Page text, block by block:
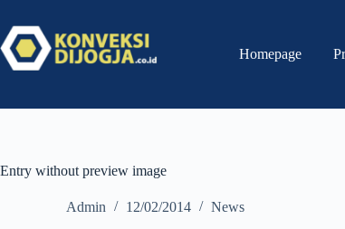
Homepage
Entry without preview image
Admin 12/02/2014 News